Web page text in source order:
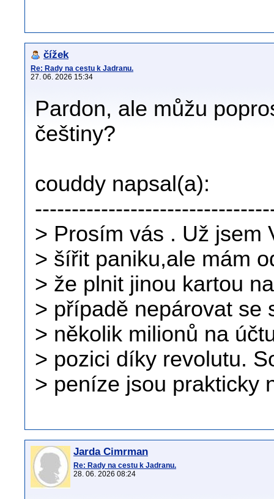
čížek
Re: Rady na cestu k Jadranu.
27. 06. 2026 15:34
Pardon, ale můžu
češtiny?
couddy napsal(a):
> Prosím vás . Už jsem
> šířit paniku,ale mám
> že plnit jinou kartou
> případě nepárovat se
> několik milionů na
> pozici díky revolutu.
> peníze jsou prakticky
Jarda Cimrman
Re: Rady na cestu k Jadranu.
28. 06. 2026 08:24